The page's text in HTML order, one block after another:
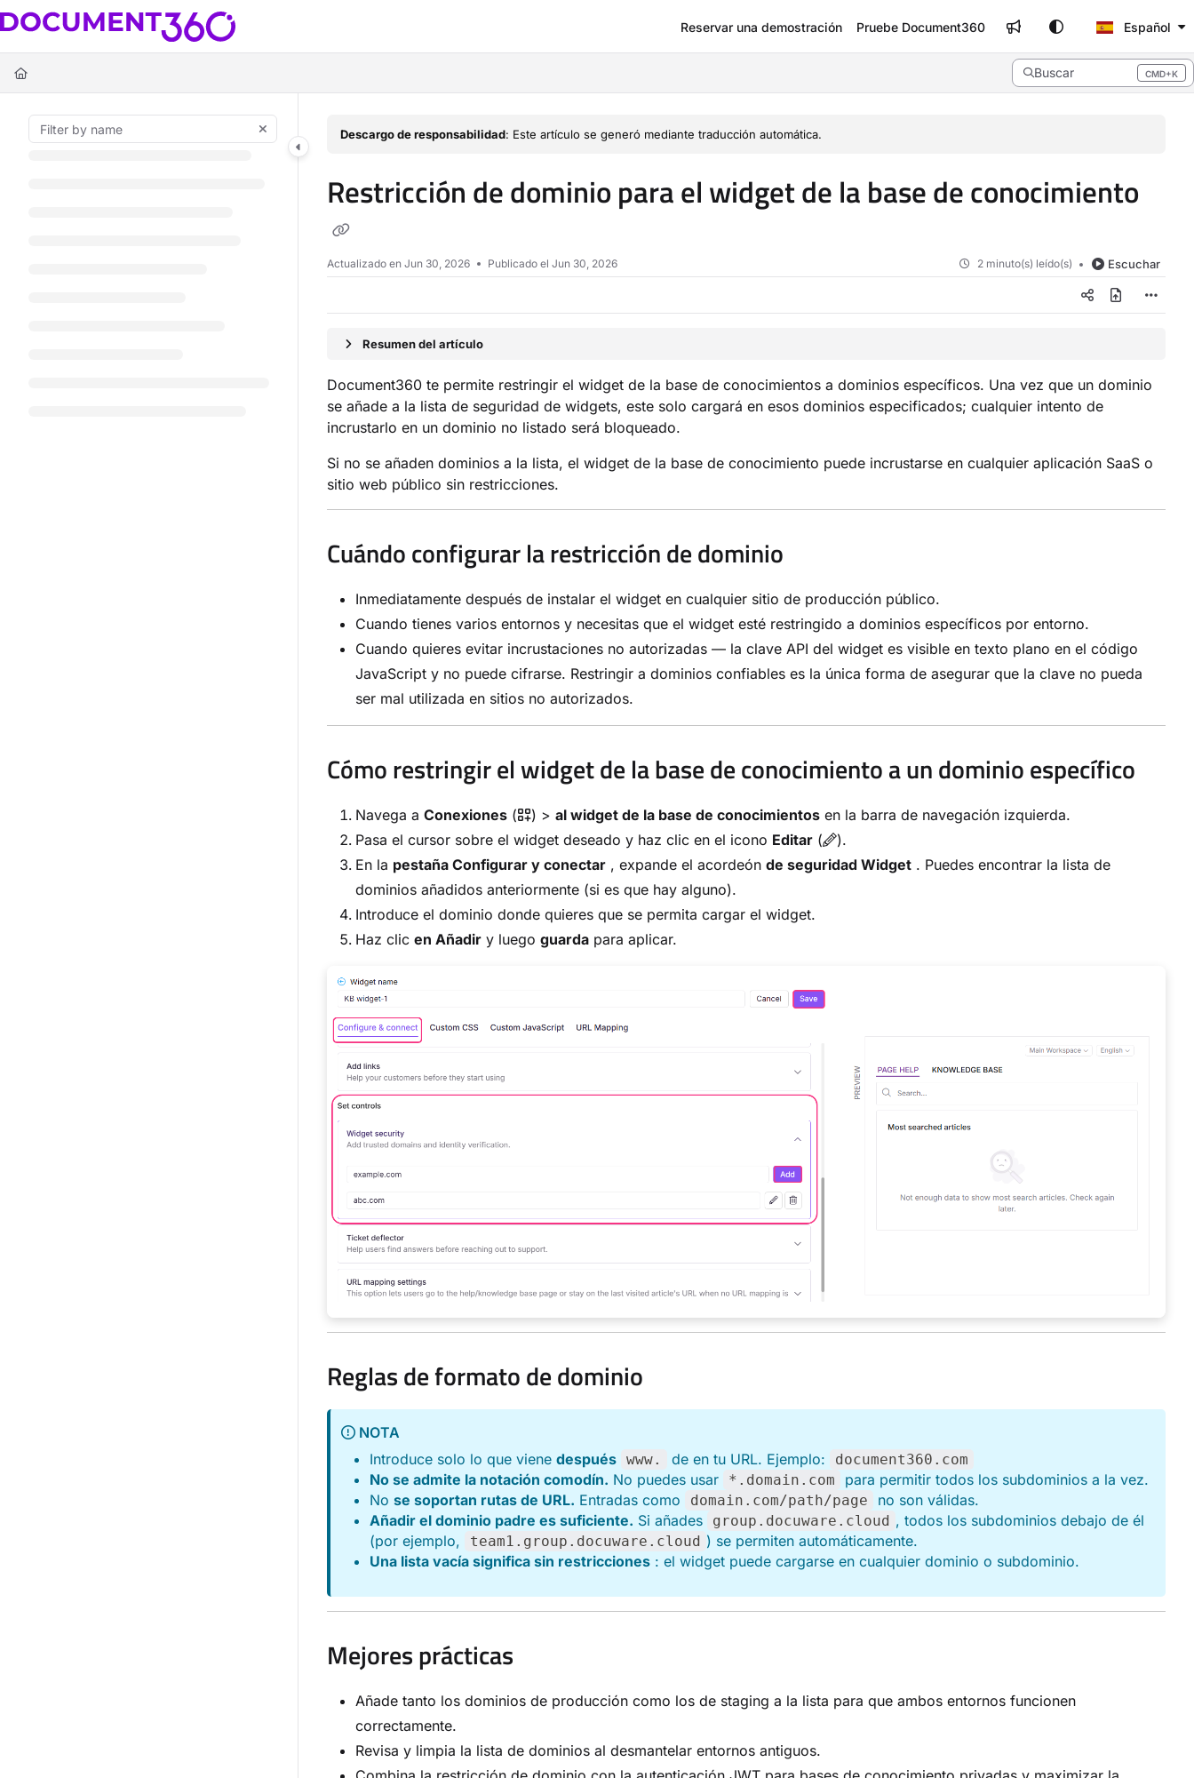
Documentation Index
Fetch the complete documentation index at:
Use this file to discover all available pages before exploring further.
Reservar una demostración Pruebe Document360 Español
Buscar CMD+K
Press CMD+K to open search
Descargo de responsabilidad: Este artículo se generó mediante traducción automática.
Restricción de dominio para el widget de la base de conocimiento
Actualizado en Jun 30, 2026 Publicado el Jun 30, 2026 2 minuto(s) leído(s) Escuchar
Resumen del artículo
Document360 te permite restringir el widget de la base de conocimientos a dominios específicos. Una vez que un dominio
se añade a la lista de seguridad de widgets, este solo cargará en esos dominios especificados; cualquier intento de
incrustarlo en un dominio no listado será bloqueado.
Si no se añaden dominios a la lista, el widget de la base de conocimiento puede incrustarse en cualquier aplicación SaaS o
sitio web público sin restricciones.
Cuándo configurar la restricción de dominio
Inmediatamente después de instalar el widget en cualquier sitio de producción público.
Cuando tienes varios entornos y necesitas que el widget esté restringido a dominios específicos por entorno.
Cuando quieres evitar incrustaciones no autorizadas — la clave API del widget es visible en texto plano en el código
JavaScript y no puede cifrarse. Restringir a dominios confiables es la única forma de asegurar que la clave no pueda
ser mal utilizada en sitios no autorizados.
Cómo restringir el widget de la base de conocimiento a un dominio específico
Navega a Conexiones ( ) > al widget de la base de conocimientos en la barra de navegación izquierda.
Pasa el cursor sobre el widget deseado y haz clic en el icono Editar (
).
En la pestaña Configurar y conectar , expande el acordeón de seguridad Widget . Puedes encontrar la lista de
dominios añadidos anteriormente (si es que hay alguno).
Introduce el dominio donde quieres que se permita cargar el widget.
Haz clic en Añadir y luego guarda para aplicar.
Reglas de formato de dominio
NOTA
Introduce solo lo que viene después www. de en tu URL. Ejemplo: document360.com
No se admite la notación comodín. No puedes usar *.domain.com
para permitir todos los subdominios a la vez.
No se soportan rutas de URL. Entradas como domain.com/path/page
no son válidas.
Añadir el dominio padre es suficiente. Si añades group.docuware.cloud , todos los subdominios debajo de él
(por ejemplo,
team1.group.docuware.cloud ) se permiten automáticamente.
Una lista vacía significa sin restricciones : el widget puede cargarse en cualquier dominio o subdominio.
Mejores prácticas
Añade tanto los dominios de producción como los de staging a la lista para que ambos entornos funcionen
correctamente.
Revisa y limpia la lista de dominios al desmantelar entornos antiguos.